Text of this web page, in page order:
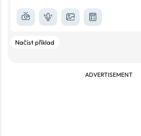
Načíst příklad
ADVERTISEMENT